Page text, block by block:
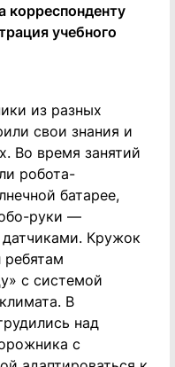
корреспонденту
учебного
из разных
свои знания и
Во время занятий
робота-
батарее,
руки —
датчиками. Кружок
с системой
В
над
с